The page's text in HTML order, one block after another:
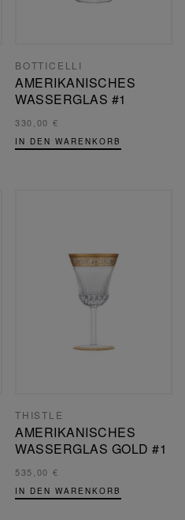
BOTTICELLI
AMERIKANISCHES
WASSERGLAS #1
330,00 €
IN DEN WARENKORB
THISTLE
AMERIKANISCHES
WASSERGLAS GOLD #1
535,00 €
IN DEN WARENKORB